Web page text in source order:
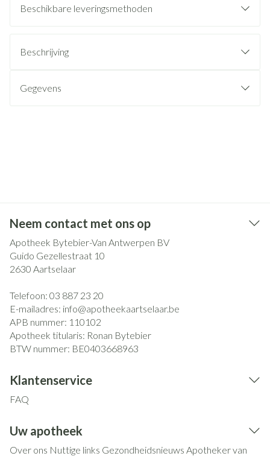
Beschikbare leveringsmethoden
Beschrijving
Gegevens
Neem contact met ons op
Apotheek Bytebier-Van Antwerpen BV
Guido Gezellestraat 10
2630 Aartselaar
Telefoon: 03 887 23 20
E-mailadres: info@apotheekaartselaar.be
APB nummer: 110102
Apotheek titularis: Ronan Bytebier
BTW nummer: BE0403668963
Klantenservice
FAQ
Uw apotheek
Over ons Nuttige links Gezondheidsnieuws Apotheker van